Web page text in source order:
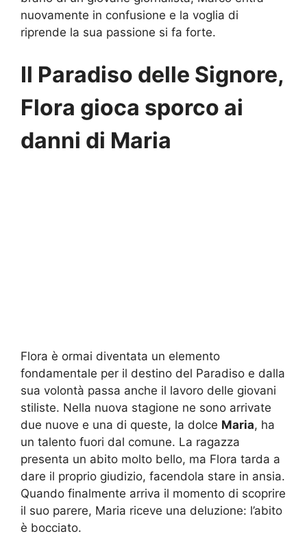
nuovamente in confusione e la voglia di
riprende la sua passione si fa forte.
Il Paradiso delle Signore,
Flora gioca sporco ai
danni di Maria
Flora è ormai diventata un elemento
fondamentale per il destino del Paradiso e dalla
sua volontà passa anche il lavoro delle giovani
stiliste. Nella nuova stagione ne sono arrivate
due nuove e una di queste, la dolce Maria, ha
un talento fuori dal comune. La ragazza
presenta un abito molto bello, ma Flora tarda a
dare il proprio giudizio, facendola stare in ansia.
Quando finalmente arriva il momento di scoprire
il suo parere, Maria riceve una deluzione: l’abito
è bocciato.